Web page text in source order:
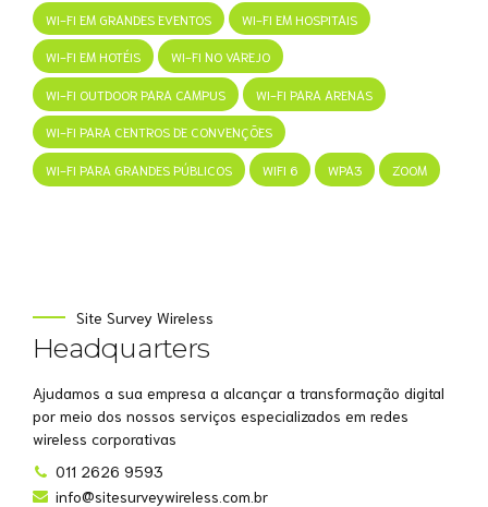
WI-FI EM GRANDES EVENTOS WI-FI EM HOSPITAIS
WI-FI EM HOTÉIS WI-FI NO VAREJO
WI-FI OUTDOOR PARA CAMPUS WI-FI PARA ARENAS
WI-FI PARA CENTROS DE CONVENÇÕES
WI-FI PARA GRANDES PÚBLICOS WIFI 6 WPA3 ZOOM
Site Survey Wireless
Headquarters
Ajudamos a sua empresa a alcançar a transformação digital
por meio dos nossos serviços especializados em redes
wireless corporativas
011 2626 9593
info@sitesurveywireless.com.br